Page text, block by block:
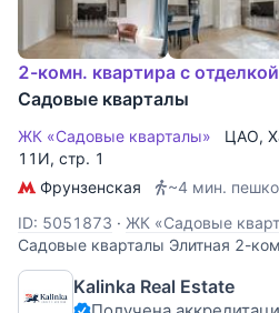
2-комн. квартира с
Садовые кварталы
ЖК «Садовые кварталы» ЦАО,
11И, стр. 1
Фрунзенская
~4 мин.
ID: 5051873 · ЖК «Садовые
Садовые кварталы Элитная 2-
дизайнерским ремонтом в
кварталы» (Хамовники). Окна
Kalinka Real Estate